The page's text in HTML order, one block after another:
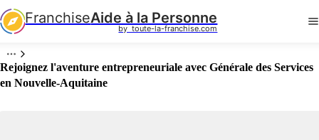
FranchiseAide à la Personne
by  toute-la-franchise.com
Rejoignez l'aventure entrepreneuriale avec Générale des Services
en Nouvelle-Aquitaine